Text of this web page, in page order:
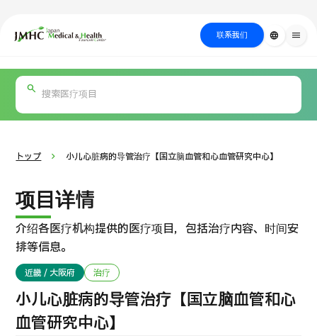
日本医疗健康雅旅中心（JMHC） 联系我们 language menu
关于日本医疗
按部位・疾
病搜索
方法搜索
医疗
PICK UP PROGRAM
国际 第二医疗意见（湘南镰仓综合医院）
治療 治療
トップ 小儿心脏病的导管治疗【国立脑血管和心血管研究中心】
项目详情
介绍各医疗机构提供的医疗项目，包括治疗内容、时间安
排等信息。
近畿 / 大阪府 治疗
小儿心脏病的导管治疗【国立脑血管和心
血管研究中心】